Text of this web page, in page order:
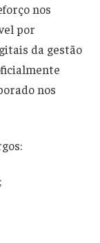
nos
por
da gestão
nos